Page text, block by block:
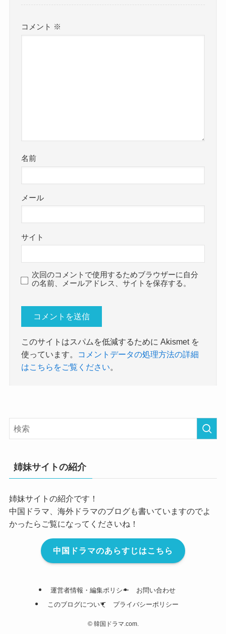
コメント ※
名前
メール
サイト
次回のコメントで使用するためブラウザーに自分
の名前、メールアドレス、サイトを保存する。
このサイトはスパムを低減するために Akismet を
使っています。
コメントデータの処理方法の詳細
はこちらをご覧ください
姉妹サイトの紹介
姉妹サイトの紹介です！
中国ドラマ、海外ドラマのブログも書いていますのでよ
かったらご覧になってくださいね！
中国ドラマのあらすじはこちら
運営者情報・編集ポリシー
お問い合わせ
このブログについて
プライバシーポリシー
©韓国ドラマ.com.